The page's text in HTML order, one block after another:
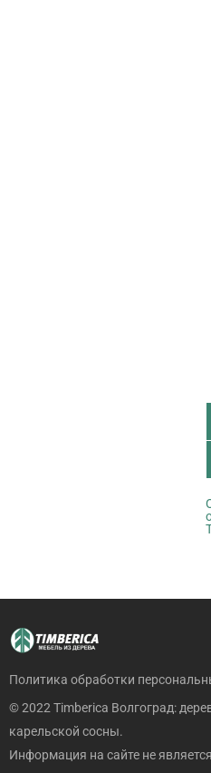
Политика обработки
© 2022 Timberica Волгоград:
карельской сосны.
Информация на сайте не